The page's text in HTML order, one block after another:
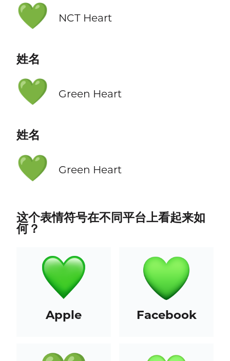
💚 NCT Heart
姓名
💚 Green Heart
姓名
💚 Green Heart
这个表情符号在不同平台上看起来如
何？
Apple Facebook